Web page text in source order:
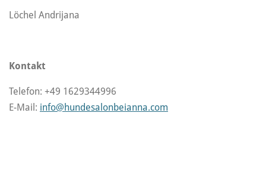
Löchel Andrijana
Kontakt
Telefon: +49 1629344996
E-Mail: info@hundesalonbeianna.com